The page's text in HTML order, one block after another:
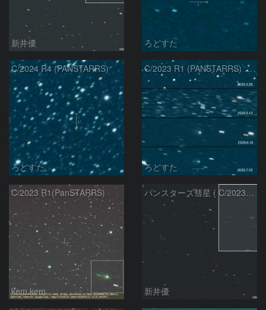
新井優 ろどすた
C/2024 R4 (PANSTARRS)
ろどすた
C/2023 R1 (PANSTARRS) の変化
ろどすた
C/2023 R1(PanSTARRS)
kem.kem
パンスターズ彗星 ( C/2023R1 ) ：2026/07/08
新井優